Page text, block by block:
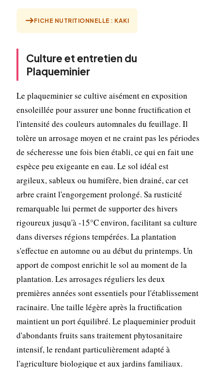
FICHE NUTRITIONNELLE : KAKI
Culture et entretien du
Plaqueminier
Le plaqueminier se cultive aisément en exposition
ensoleillée pour assurer une bonne fructification et
l'intensité des couleurs automnales du feuillage. Il
tolère un arrosage moyen et ne craint pas les périodes
de sécheresse une fois bien établi, ce qui en fait une
espèce peu exigeante en eau. Le sol idéal est
argileux, sableux ou humifère, bien drainé, car cet
arbre craint l'engorgement prolongé. Sa rusticité
remarquable lui permet de supporter des hivers
rigoureux jusqu'à -15°C environ, facilitant sa culture
dans diverses régions tempérées. La plantation
s'effectue en automne ou au début du printemps. Un
apport de compost enrichit le sol au moment de la
plantation. Les arrosages réguliers les deux
premières années sont essentiels pour l'établissement
racinaire. Une taille légère après la fructification
maintient un port équilibré. Le plaqueminier produit
d'abondants fruits sans traitement phytosanitaire
intensif, le rendant particulièrement adapté à
l'agriculture biologique et aux jardins familiaux.